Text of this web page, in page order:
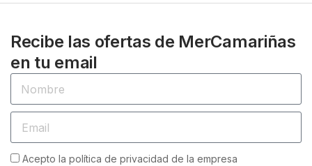
Recibe las ofertas de MerCamariñas
en tu email
Acepto la política de privacidad de la empresa